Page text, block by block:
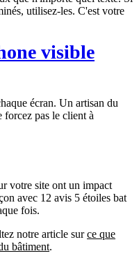
utilisez-les. C'est votre
visible
écran. Un artisan du
forcez pas le client à
votre site ont un impact
avec 12 avis 5 étoiles bat
fois.
notre article surce que
bâtiment.